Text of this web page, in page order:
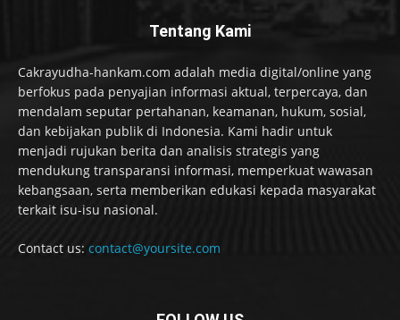
Tentang Kami
Cakrayudha-hankam.com adalah media digital/online yang
berfokus pada penyajian informasi aktual, terpercaya, dan
mendalam seputar pertahanan, keamanan, hukum, sosial,
dan kebijakan publik di Indonesia. Kami hadir untuk
menjadi rujukan berita dan analisis strategis yang
mendukung transparansi informasi, memperkuat wawasan
kebangsaan, serta memberikan edukasi kepada masyarakat
terkait isu-isu nasional.
Contact us: contact@yoursite.com